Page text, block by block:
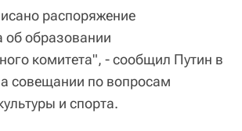
распоряжение
об образовании
комитета", - сообщил Путин в
совещании по вопросам
и спорта.